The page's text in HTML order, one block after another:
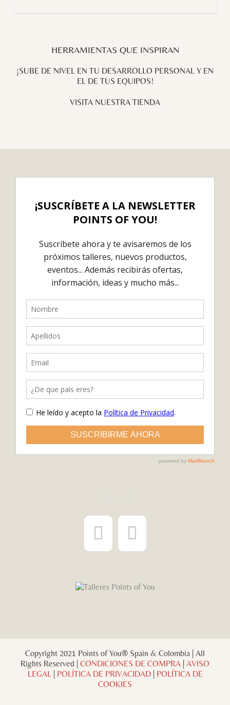
HERRAMIENTAS QUE INSPIRAN
¡SUBE DE NIVEL EN TU DESARROLLO PERSONAL Y EN
EL DE TUS EQUIPOS!
VISITA NUESTRA TIENDA
Copyright 2021 Points of You® Spain & Colombia | All
Rights Reserved | CONDICIONES DE COMPRA AVISO
LEGAL| POLÍTICA DE PRIVACIDAD| POLÍTICA DE
COOKIES